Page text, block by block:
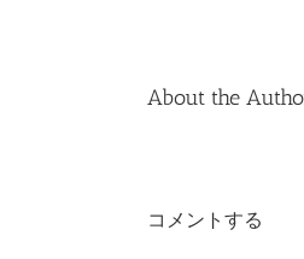
About the
コメントする